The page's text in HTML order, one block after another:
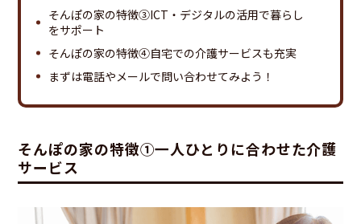
そんぽの家の特徴③ICT・デジタルの活用で暮らし
をサポート
そんぽの家の特徴④自宅での介護サービスも充実
まずは電話やメールで問い合わせてみよう！
そんぽの家の特徴①一人ひとりに合わせた介護
サービス